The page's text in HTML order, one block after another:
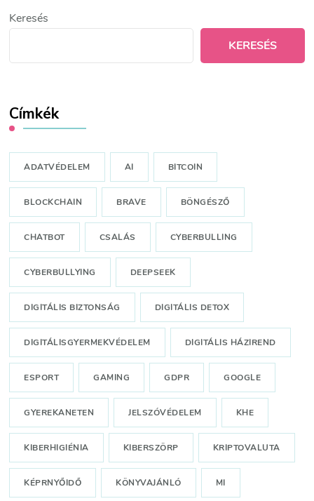
Keresés
KERESÉS
Címkék
ADATVÉDELEM AI BITCOIN
BLOCKCHAIN BRAVE BÖNGÉSZŐ
CHATBOT CSALÁS CYBERBULLING
CYBERBULLYING DEEPSEEK
DIGITÁLIS BIZTONSÁG DIGITÁLIS DETOX
DIGITÁLISGYERMEKVÉDELEM DIGITÁLIS HÁZIREND
ESPORT GAMING GDPR GOOGLE
GYEREKANETEN JELSZÓVÉDELEM KHE
KIBERHIGIÉNIA KIBERSZÖRP KRIPTOVALUTA
KÉPRNYŐIDŐ KÖNYVAJÁNLÓ MI